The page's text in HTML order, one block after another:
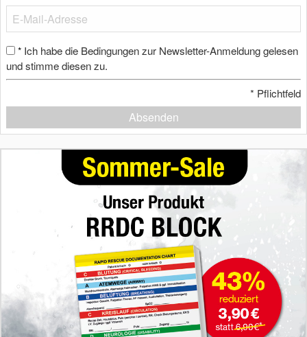
* Ich habe die Bedingungen zur Newsletter-Anmeldung gelesen
und stimme diesen zu.
* Pflichtfeld
Absenden